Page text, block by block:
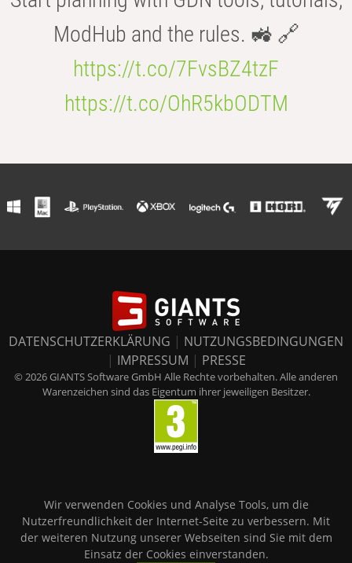
ModHub and the rules. 🚜 🔗
https://t.co/7FvsBZ4tzF
https://t.co/OhR5kbODTM
DATENSCHUTZERKLÄRUNG | NUTZUNGSBEDINGUNGEN
| IMPRESSUM | PRESSE
© 2026 GIANTS Software GmbH Alle Rechte vorbehalten. Alle anderen
Warenzeichen sind das Eigentum ihrer jeweiligen Besitzer.
Wir verwenden Cookies und Analyse Tools, um die
Nutzerfreundlichkeit der Internet-Seite zu verbessern. Mit
der weiteren Nutzung unserer Webseiten sind Sie mit dem
Einsatz der Cookies einverstanden.